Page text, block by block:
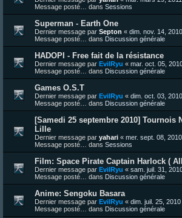
Message posté… dans Sessions
Superman - Earth One
Dernier message par Septon « dim. nov. 14,
Message posté… dans Discussion générale
HADOPI - Free fait de la résistance
Dernier message par EvilRyu « mar. oct. 05,
Message posté… dans Discussion générale
Games O.S.T
Dernier message par EvilRyu « dim. oct. 03,
Message posté… dans Discussion générale
[Samedi 25 septembre 2010] Tournois
Lille
Dernier message par yahari « mer. sept. 08,
Message posté… dans Sessions
Film: Space Pirate Captain Harlock (
Dernier message par EvilRyu « sam. juil. 31,
Message posté… dans Discussion générale
Anime: Sengoku Basara
Dernier message par EvilRyu « dim. juil. 25,
Message posté… dans Discussion générale